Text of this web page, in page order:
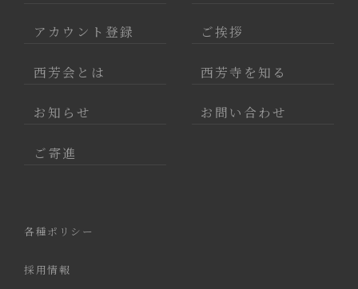
アカウント登録 ご挨拶
西芳会とは 西芳寺を知る
お知らせ お問い合わせ
ご寄進
各種ポリシー
採用情報